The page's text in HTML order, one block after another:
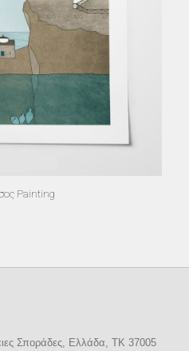
Painting
Σποράδες, Ελλάδα, ΤΚ 37005